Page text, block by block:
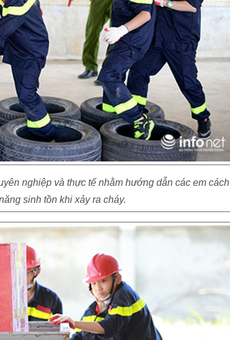
nghiệp và thực tế nhằm hướng dẫn các em cách
sinh tồn khi xảy ra cháy.